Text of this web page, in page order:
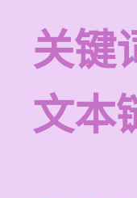
关键
文本